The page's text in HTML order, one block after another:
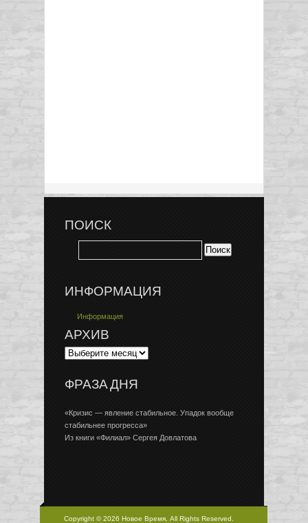
ПОИСК
ИНФОРМАЦИЯ
Информация
АРХИВ
ФРАЗА ДНЯ
«Кризис — явление стабильное. Упадок вообще
стабильнее прогресса»
Из книги «Филиал» Сергея Довлатова
Copyright © 2026 Новое Время, All Rights Reserved.